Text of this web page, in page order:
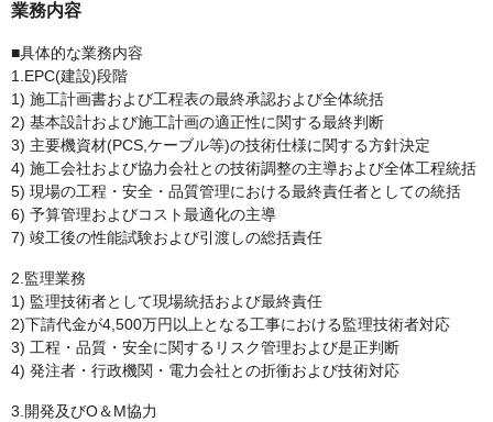
業務内容
■具体的な業務内容
1.EPC(建設)段階
1) 施工計画書および工程表の最終承認および全体統括
2) 基本設計および施工計画の適正性に関する最終判断
3) 主要機資材(PCS,ケーブル等)の技術仕様に関する方針決定
4) 施工会社および協力会社との技術調整の主導および全体工程統括
5) 現場の工程・安全・品質管理における最終責任者としての統括
6) 予算管理およびコスト最適化の主導
7) 竣工後の性能試験および引渡しの総括責任
2.監理業務
1) 監理技術者として現場統括および最終責任
2)下請代金が4,500万円以上となる工事における監理技術者対応
3) 工程・品質・安全に関するリスク管理および是正判断
4) 発注者・行政機関・電力会社との折衝および技術対応
3.開発及びO＆M協力